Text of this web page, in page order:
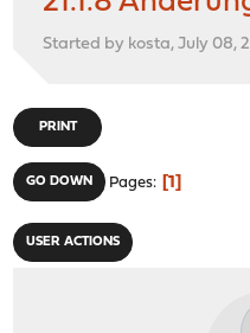
Started by kosta, July 08,
PRINT
GO DOWN Pages 1
USER ACTIONS